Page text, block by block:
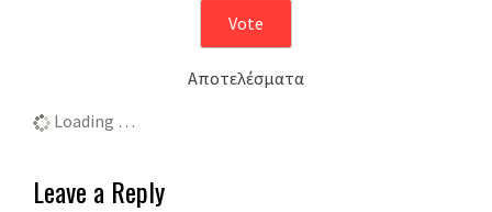
Αποτελέσματα
Loading …
Leave a Reply